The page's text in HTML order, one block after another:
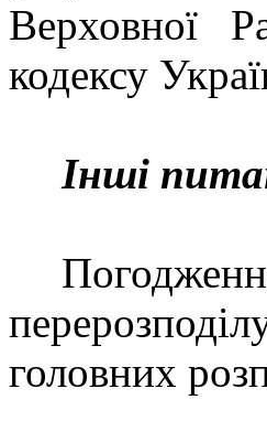
Верховної
кодексу
Інші
головних